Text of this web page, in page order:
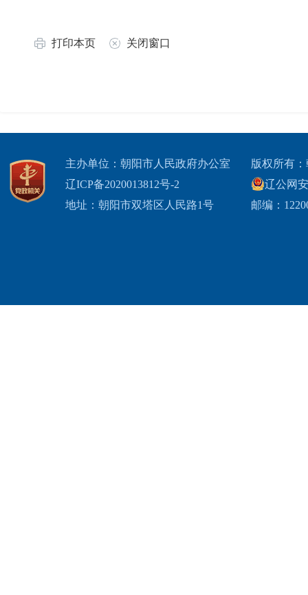
打印本页 关闭窗口
主办单位：朝阳市人民政府办公室
辽ICP备2020013812号-2
地址：朝阳市双塔区人民路1号
版权所有
辽公网
邮编：